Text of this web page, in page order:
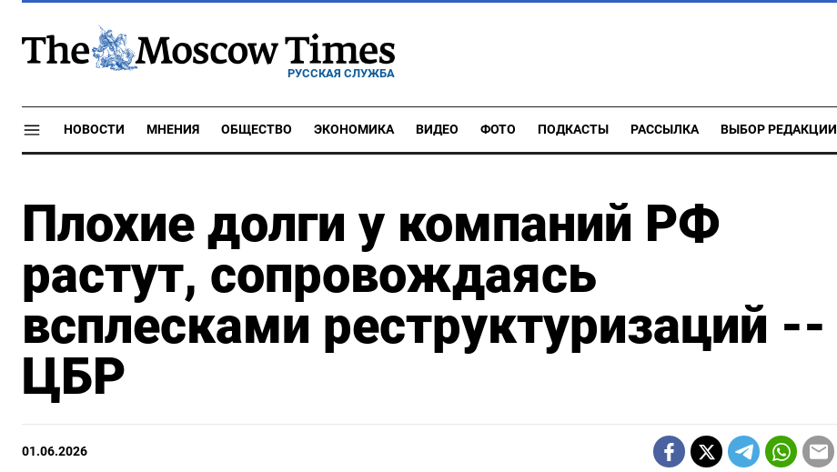
РУССКАЯ СЛУЖБА
НОВОСТИ МНЕНИЯ ОБЩЕСТВО ЭКОНОМИКА ВИДЕО ФОТО ПОДКАСТЫ РАССЫЛКА ВЫБОР РЕДАКЦИИ
Плохие долги у компаний РФ
растут, сопровождаясь
всплесками реструктуризаций --
ЦБР
01.06.2026